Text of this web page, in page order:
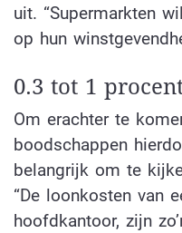
uit. “Supermarkten
op hun
0.3 tot 1
Om erachter te
boodschappen
belangrijk om te
“De loonkosten van
hoofdkantoor, zijn